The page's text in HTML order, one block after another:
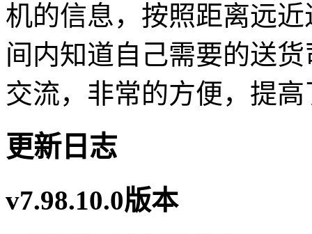
机的信息，按照距离远
间内知道自己需要的送
交流，非常的方便，提
更新日志
v7.98.10.0版本